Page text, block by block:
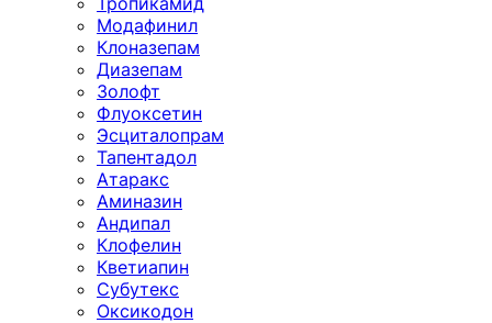
Модафинил
Клоназепам
Диазепам
Золофт
Флуоксетин
Эсциталопрам
Тапентадол
Атаракс
Аминазин
Андипал
Клофелин
Кветиапин
Субутекс
Оксикодон